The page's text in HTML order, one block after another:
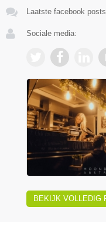
Laatste facebook posts
Sociale media:
BEKIJK VOLLEDIG